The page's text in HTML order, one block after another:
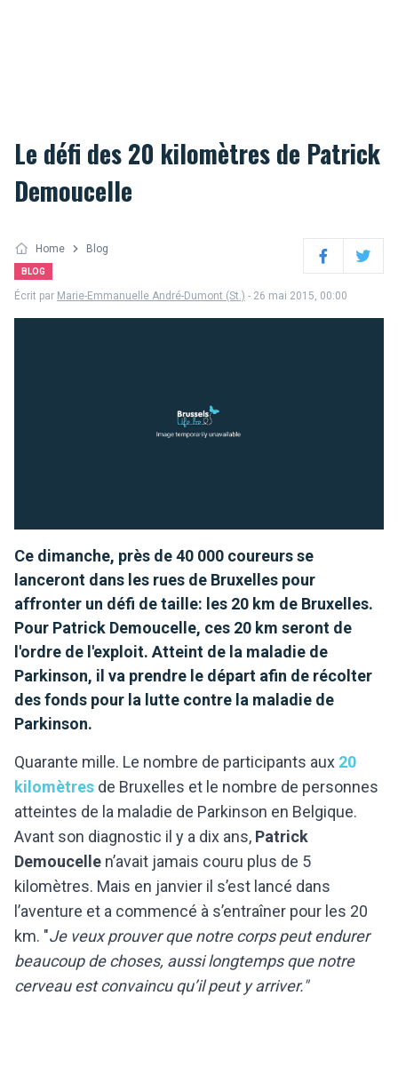
Le défi des 20 kilomètres de Patrick
Demoucelle
Home Blog
BLOG FacebookTwitter
Écrit par Marie-Emmanuelle André-Dumont (St.) - 26 mai 2015, 00:00
Ce dimanche, près de 40 000 coureurs se
lanceront dans les rues de Bruxelles pour
affronter un défi de taille: les 20 km de Bruxelles.
Pour Patrick Demoucelle, ces 20 km seront de
l'ordre de l'exploit. Atteint de la maladie de
Parkinson, il va prendre le départ afin de récolter
des fonds pour la lutte contre la maladie de
Parkinson.
Quarante mille. Le nombre de participants aux 20
kilomètres de Bruxelles et le nombre de personnes
atteintes de la maladie de Parkinson en Belgique.
Avant son diagnostic il y a dix ans, Patrick
Demoucelle n’avait jamais couru plus de 5
kilomètres. Mais en janvier il s’est lancé dans
l’aventure et a commencé à s’entraîner pour les 20
km. "Je veux prouver que notre corps peut endurer
beaucoup de choses, aussi longtemps que notre
cerveau est convaincu qu’il peut y arriver."